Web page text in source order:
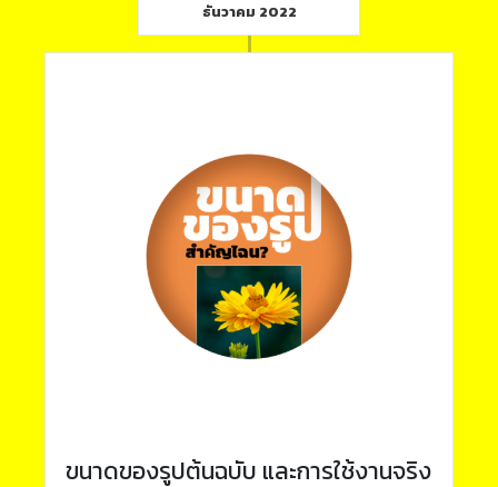
ธันวาคม 2022
ขนาดของรูปต้นฉบับ และการใช้งานจริง